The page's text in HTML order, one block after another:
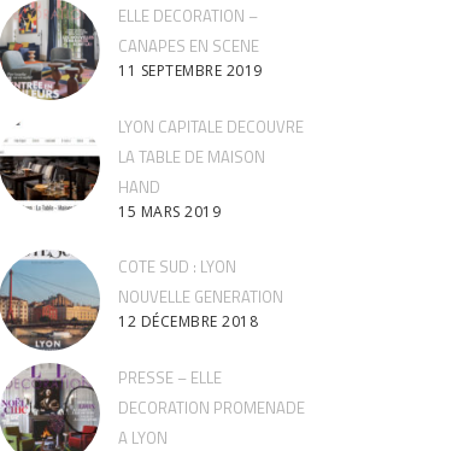
ELLE DECORATION –
CANAPES EN SCENE
11 SEPTEMBRE 2019
LYON CAPITALE DECOUVRE
LA TABLE DE MAISON
HAND
15 MARS 2019
COTE SUD : LYON
NOUVELLE GENERATION
12 DÉCEMBRE 2018
PRESSE – ELLE
DECORATION PROMENADE
A LYON